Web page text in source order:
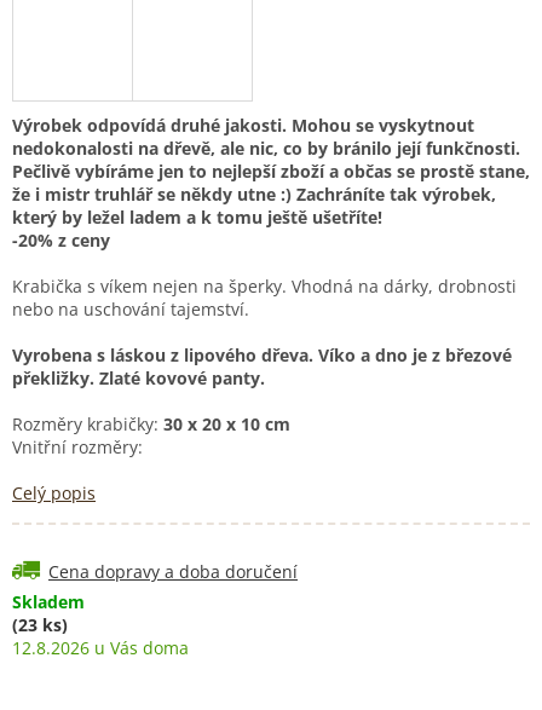
Výrobek odpovídá druhé jakosti. Mohou se vyskytnout
nedokonalosti na dřevě, ale nic, co by bránilo její funkčnosti.
Pečlivě vybíráme jen to nejlepší zboží a občas se prostě stane,
že i mistr truhlář se někdy utne :) Zachráníte tak výrobek,
který by ležel ladem a k tomu ještě ušetříte!
-20% z ceny
Krabička s víkem nejen na šperky. Vhodná na dárky, drobnosti
nebo na uschování tajemství.
Vyrobena s láskou z lipového dřeva. Víko a dno je z březové
překližky. Zlaté kovové panty.
Rozměry krabičky: 30 x 20 x 10 cm
Vnitřní rozměry:
Celý popis
Skladem
(23 ks)
12.8.2026
Cena dopravy a doba doručení